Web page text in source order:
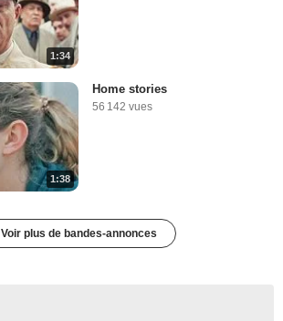
1:34
1:38
Home stories
56 142 vues
Voir plus de bandes-annonces